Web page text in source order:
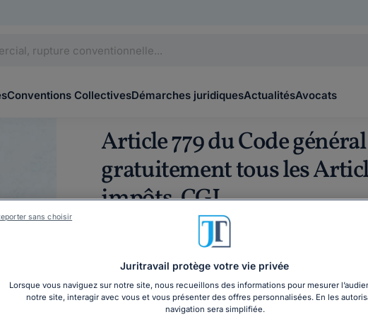
Conventions CollectivesDémarches juridiquesActualitésAvocats
Article 779 du Code
gratuitement tous les
impôts, CGI
Entrée en vigueur 2013-01-01
Dernière date de vérification de mise à jour le :
Le Code général des impôts regroupe les lois
Juritravail protège votre vie privée
Lorsque vous naviguez sur notre site, nous recueillons des informations pour mesurer
notre site, interagir avec vous et vous présenter des offres personnalisées. En les
navigation sera simplifiée.
sans choisir